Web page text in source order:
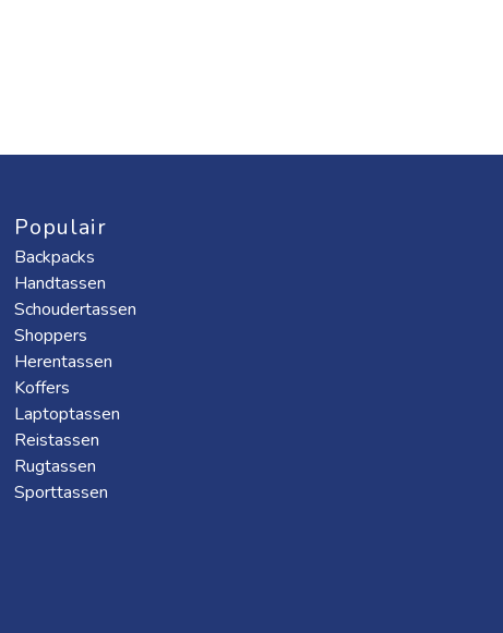
Populair
Backpacks
Handtassen
Schoudertassen
Shoppers
Herentassen
Koffers
Laptoptassen
Reistassen
Rugtassen
Sporttassen